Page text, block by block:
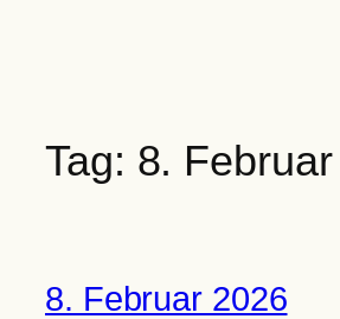
Tag: 8.
8. Februar 2026